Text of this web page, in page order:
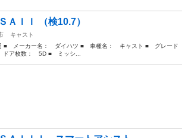
ＩＩ （検10.7）
キャスト
■ メーカー名： ダイハツ ■ 車種名： キャスト ■ グレード
ア枚数： 5D ■ ミッシ...